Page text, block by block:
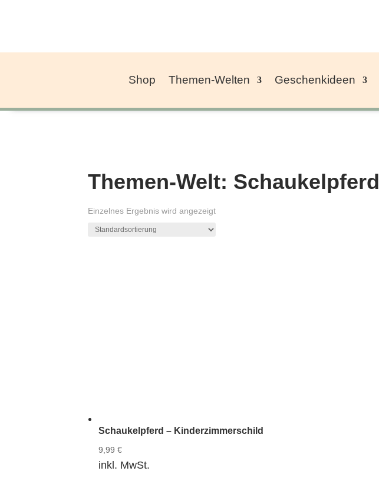
Shop Themen-Welten Geschenkideen
Themen-Welt: Schaukelpferd
Einzelnes Ergebnis wird angezeigt
Schaukelpferd – Kinderzimmerschild
9,99€
inkl. MwSt.